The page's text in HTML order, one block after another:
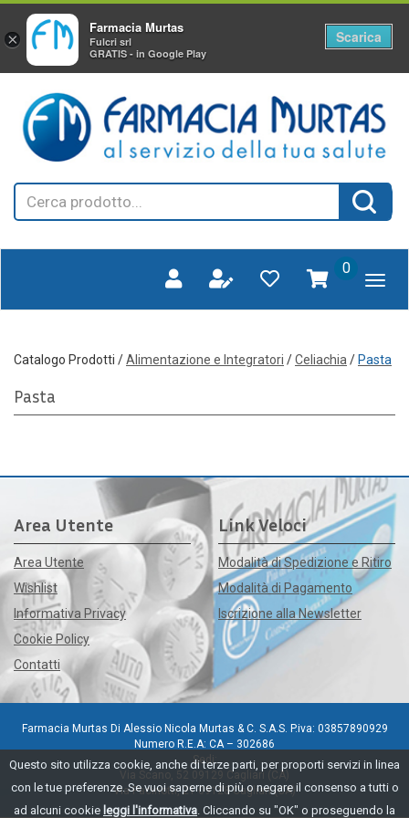
contenuto
principale
Questo sito utilizza cookie, anche di terze parti, per proporti servizi in linea
con le tue preferenze. Se vuoi saperne di più o negare il consenso a tutti o
ad alcuni cookie leggi l'informativa . Cliccando su "OK" o proseguendo la
SCANO
Cerca
Prodotto
0prodotti
inseriti
Catalogo Prodotti /Alimentazione e Integratori /Celiachia / Pasta
Pasta
Area Utente
Area Utente
Wishlist
Informativa Privacy
Cookie Policy
Contatti
Link Veloci
Modalità di Spedizione e Ritiro
Modalità di Pagamento
Iscrizione alla Newsletter
Farmacia Murtas Di Alessio Nicola Murtas & C. S.A.S. P.iva: 03857890929
Numero R.E.A: CA – 302686
Sedi:
Via Scano, 52 09129 Cagliari (CA)
Via Pacinotti, 21 09128 Cagliari (CA)
×
Farmacia Murtas
Fulcri srl
GRATIS - in Google Play
Scarica